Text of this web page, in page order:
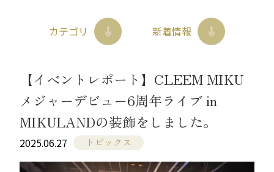
やまと興業株式会社 商品部
〒434-0036 静岡県浜松市浜名区横須賀1136
カテゴリ 新着情報
【イベントレポート】CLEEM MIKU
メジャーデビュー6周年ライブ in
MIKULANDの装飾をしました。
2025.06.27 トピックス